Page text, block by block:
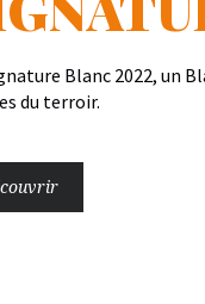
Blanc 2022, un
du terroir.